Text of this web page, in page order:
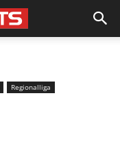
Regionalliga